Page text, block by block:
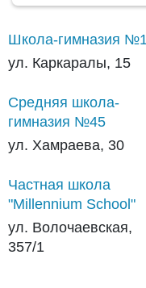
Школа-гимназия
ул. Каркаралы, 15
Средняя школа-
гимназия №45
ул. Хамраева, 30
Частная школа
"Millennium School"
ул. Волочаевская,
357/1